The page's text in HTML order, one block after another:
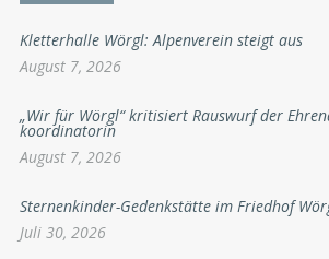
Kletterhalle Wörgl: Alpenverein steigt aus
August 7, 2026
„Wir für Wörgl“ kritisiert Rauswurf der
koordinatorin
August 7, 2026
Sternenkinder-Gedenkstätte im Friedhof
Juli 30, 2026